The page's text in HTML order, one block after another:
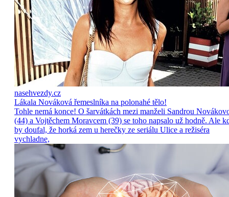
nasehvezdy.cz
Lákala Nováková řemeslníka na polonahé tělo!
Tohle nemá konce! O šarvátkách mezi manželi Sandrou
(44) a Vojtěchem Moravcem (39) se toho napsalo už hodně. Ale
by doufal, že horká zem u herečky ze seriálu Ulice a režiséra
vychladne,